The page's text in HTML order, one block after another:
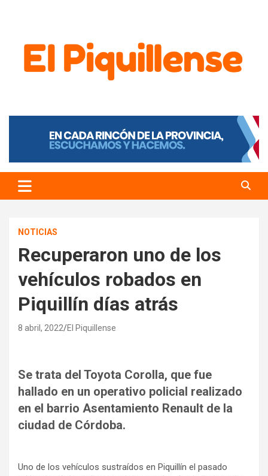
El Piquillense
NOTICIAS
Recuperaron uno de los
vehículos robados en
Piquillín días atrás
8 abril, 2022 El Piquillense
Se trata del Toyota Corolla, que fue
hallado en un operativo policial realizado
en el barrio Asentamiento Renault de la
ciudad de Córdoba.
Uno de los vehículos sustraídos en Piquillín el pasado